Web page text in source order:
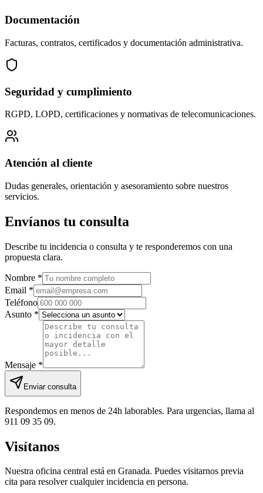
Documentación
Facturas, contratos, certificados y documentación administrativa.
Seguridad y cumplimiento
RGPD, LOPD, certificaciones y normativas de telecomunicaciones.
Atención al cliente
Dudas generales, orientación y asesoramiento sobre nuestros
servicios.
Envíanos tu consulta
Describe tu incidencia o consulta y te responderemos con una
propuesta clara.
Nombre *
Email *
Teléfono
Asunto *
Mensaje *
Enviar consulta
Respondemos en menos de 24h laborables. Para urgencias, llama al
911 09 35 09.
Visítanos
Nuestra oficina central está en Granada. Puedes visitarnos previa
cita para resolver cualquier incidencia en persona.